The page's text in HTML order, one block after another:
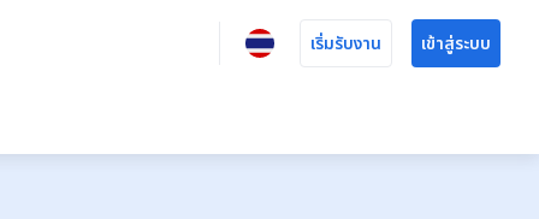
เริ่มรับงาน เข้าสู่ระบบ